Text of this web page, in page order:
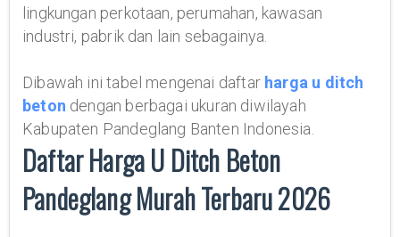
lingkungan perkotaan, perumahan, kawasan
industri, pabrik dan lain sebagainya.
Dibawah ini tabel mengenai daftar harga u ditch
beton dengan berbagai ukuran diwilayah
Kabupaten Pandeglang Banten Indonesia.
Daftar Harga U Ditch Beton
Pandeglang Murah Terbaru 2026